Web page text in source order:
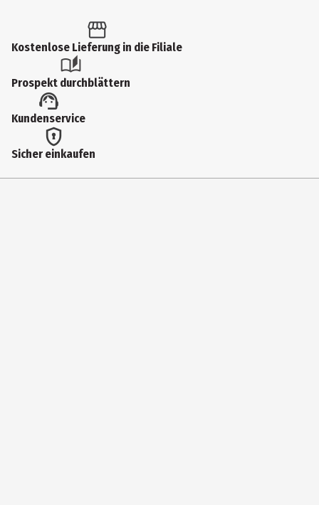
Herstelleradresse
Fürther Str. 228, 90429 Nürnberg
Kontaktmöglichkeit
info@lexxoo.de
Kostenlose Lieferung in die Filiale
Prospekt durchblättern
Kundenservice
Sicher einkaufen